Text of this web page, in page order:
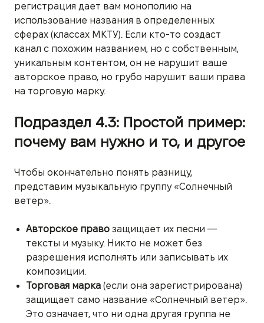
регистрация дает вам монополию на
использование названия в определенных
сферах (классах МКТУ). Если кто-то создаст
канал с похожим названием, но с собственным,
уникальным контентом, он не нарушит ваше
авторское право, но грубо нарушит ваши права
на торговую марку.
Подраздел 4.3: Простой пример:
почему вам нужно и то, и другое
Чтобы окончательно понять разницу,
представим музыкальную группу «Солнечный
ветер».
Авторское право защищает их песни —
тексты и музыку. Никто не может без
разрешения исполнять или записывать их
композиции.
Торговая марка (если она зарегистрирована)
защищает само название «Солнечный ветер».
Это означает, что ни одна другая группа не